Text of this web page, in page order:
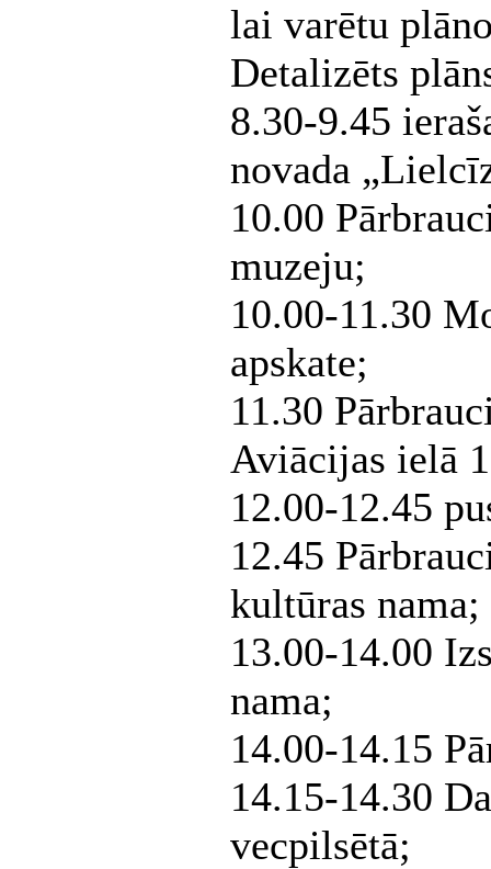
lai varētu
Detalizēts
8.30-9.45
novada
10.00
muzeju;
10.00-11.30
apskate;
11.30
Aviācijas ielā
12.00-12.45
12.45
kultūras nama;
13.00-14.00
nama;
14.00-14.15
14.15-14.30
vecpilsētā;